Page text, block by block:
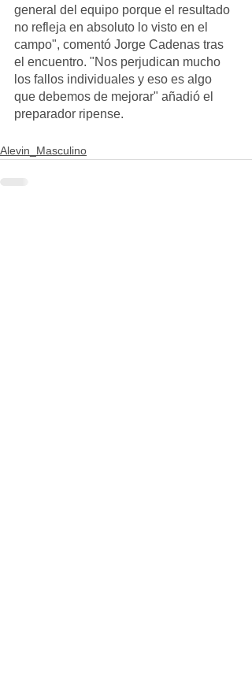
general del equipo porque el resultado
no refleja en absoluto lo visto en el
campo", comentó Jorge Cadenas tras
el encuentro. "Nos perjudican mucho
los fallos individuales y eso es algo
que debemos de mejorar" añadió el
preparador ripense.
Alevin_Masculino